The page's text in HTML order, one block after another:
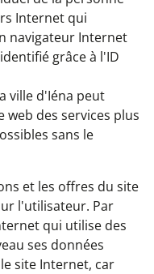
Internet qui
navigateur Internet
grâce à l'ID
ville d'Iéna peut
des services plus
sans le
et les offres du site
l'utilisateur. Par
qui utilise des
ses données
site Internet, car